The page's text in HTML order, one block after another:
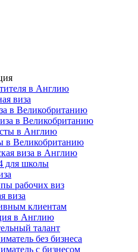
в Англию
виза
в Великобританию
в Великобританию
в Англию
в Великобританию
виза в Англию
для школы
рабочих виз
виза
клиентам
в Англию
талант
без бизнеса
с бизнесом